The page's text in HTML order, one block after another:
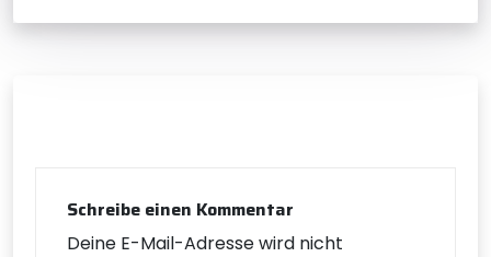
Schreibe einen Kommentar
Deine E-Mail-Adresse wird nicht